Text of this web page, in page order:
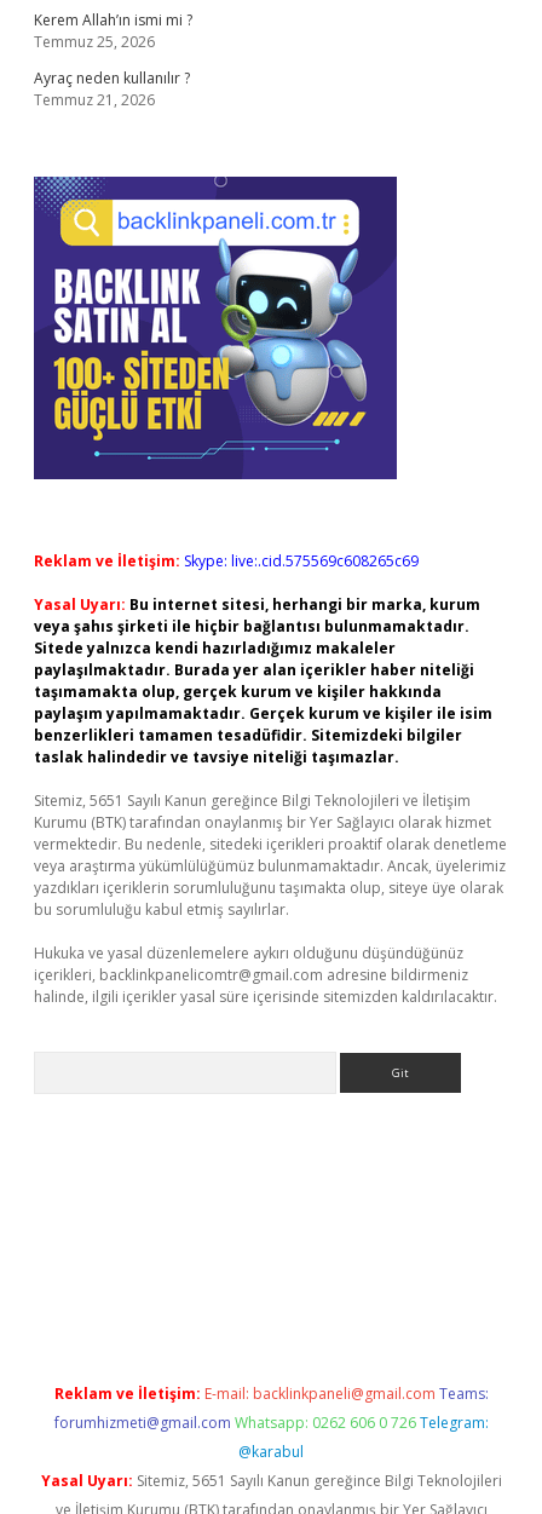
Kerem Allah’ın ismi mi ?
Temmuz 25, 2026
Ayraç neden kullanılır ?
Temmuz 21, 2026
Reklam ve İletişim: Skype: live:.cid.575569c608265c69
Yasal Uyarı: Bu internet sitesi, herhangi bir marka, kurum
veya şahıs şirketi ile hiçbir bağlantısı bulunmamaktadır.
Sitede yalnızca kendi hazırladığımız makaleler
paylaşılmaktadır. Burada yer alan içerikler haber niteliği
taşımamakta olup, gerçek kurum ve kişiler hakkında
paylaşım yapılmamaktadır. Gerçek kurum ve kişiler ile isim
benzerlikleri tamamen tesadüfidir. Sitemizdeki bilgiler
taslak halindedir ve tavsiye niteliği taşımazlar.
Sitemiz, 5651 Sayılı Kanun gereğince Bilgi Teknolojileri ve İletişim
Kurumu (BTK) tarafından onaylanmış bir Yer Sağlayıcı olarak hizmet
vermektedir. Bu nedenle, sitedeki içerikleri proaktif olarak denetleme
veya araştırma yükümlülüğümüz bulunmamaktadır. Ancak, üyelerimiz
yazdıkları içeriklerin sorumluluğunu taşımakta olup, siteye üye olarak
bu sorumluluğu kabul etmiş sayılırlar.
Hukuka ve yasal düzenlemelere aykırı olduğunu düşündüğünüz
içerikleri, backlinkpanelicomtr@gmail.com adresine bildirmeniz
halinde, ilgili içerikler yasal süre içerisinde sitemizden kaldırılacaktır.
Reklam ve İletişim: E-mail: backlinkpaneli@gmail.com Teams:
forumhizmeti@gmail.com Whatsapp: 0262 606 0 726 Telegram:
@karabul
Yasal Uyarı: Sitemiz, 5651 Sayılı Kanun gereğince Bilgi Teknolojileri
ve İletişim Kurumu (BTK) tarafından onaylanmış bir Yer Sağlayıcı